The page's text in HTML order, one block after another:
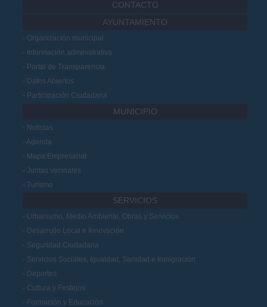
CONTACTO
AYUNTAMIENTO
Organización municipal
Información administrativa
Portal de Transparencia
Datos Abiertos
Participación Ciudadana
MUNICIPIO
Noticias
Agenda
Mapa Empresarial
Juntas vecinales
Turismo
SERVICIOS
Urbanismo, Medio Ambiente, Obras y Servicios
Desarrollo Local e Innovación
Seguridad Ciudadana
Servicios Sociales, Igualdad, Sanidad e Inmigración
Deportes
Cultura y Festejos
Formación y Educación